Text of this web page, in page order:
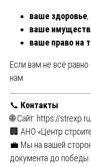
ваше здоровье,
ваше
ваше право на
Если вам не всё
нам.
📞 Контакты
🌐 Сайт: https://
🏢 АНО «Центр
💼 Мы на вашей
документа до победы